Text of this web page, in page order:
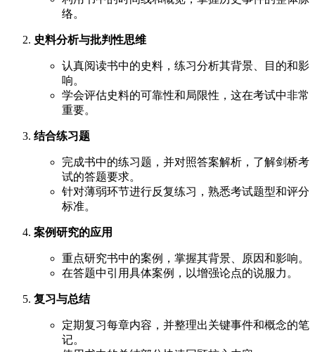
络。
史料分析与批判性思维
认真阅读书中的史料，练习分析其背景、目的和影
响。
学会评估史料的可靠性和局限性，这在考试中非常
重要。
结合练习题
完成书中的练习题，并对照答案解析，了解剑桥考
试的答题要求。
针对薄弱环节进行反复练习，熟悉考试题型和评分
标准。
案例研究的应用
重点研究书中的案例，掌握其背景、原因和影响。
在答题中引用具体案例，以增强论点的说服力。
复习与总结
定期复习每章内容，并整理出关键事件和概念的笔
记。